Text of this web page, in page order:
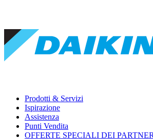
Prodotti & Servizi
Ispirazione
Assistenza
Punti Vendita
OFFERTE SPECIALI DEI PARTNER